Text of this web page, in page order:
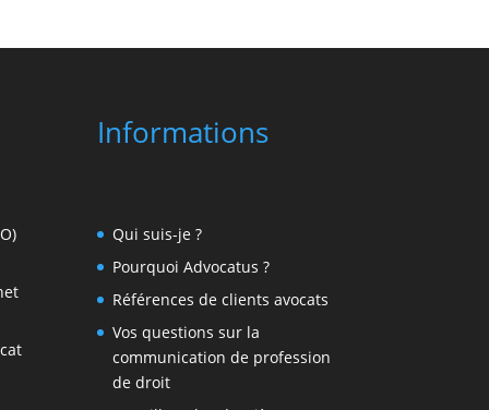
Informations
Qui suis-je ?
Pourquoi Advocatus ?
Références de clients avocats
Vos questions sur la
communication de profession
de droit